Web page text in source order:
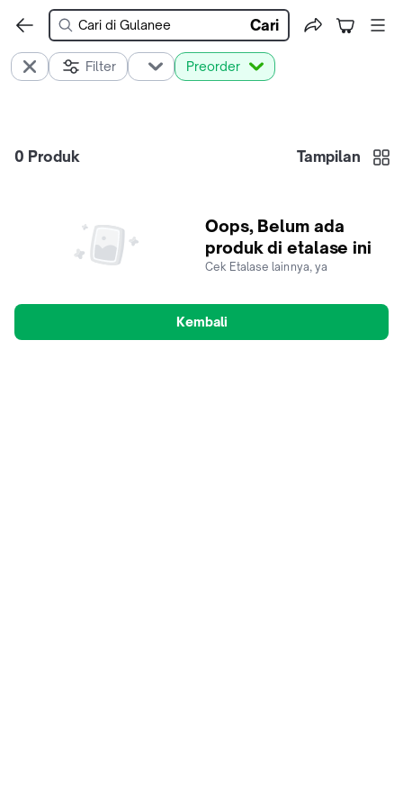
Cari
Filter Preorder
0 Produk Tampilan
Oops, Belum ada
produk di etalase ini
Cek Etalase lainnya, ya
Kembali